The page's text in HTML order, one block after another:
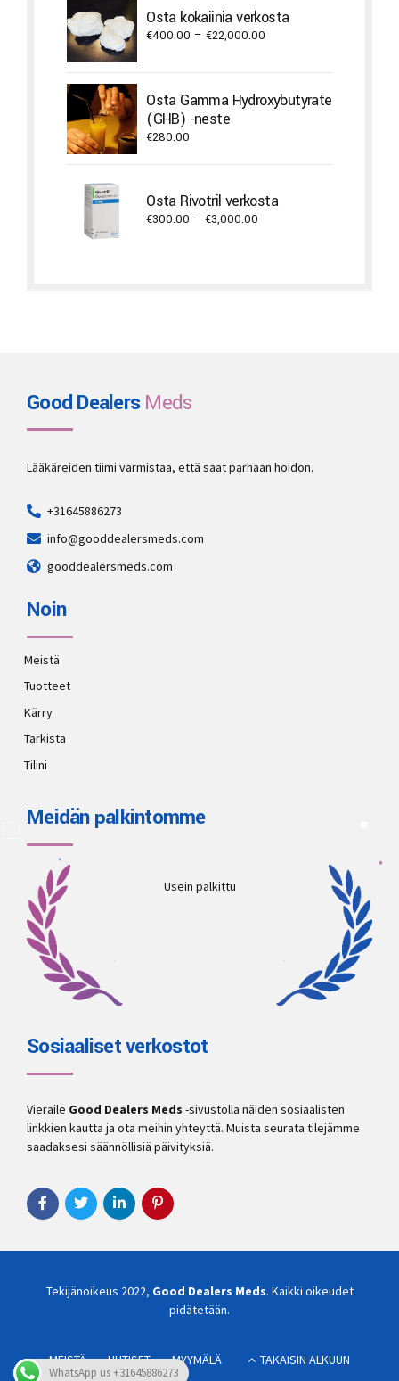
through
€17,600.00
Osta kokaiinia verkosta
€400.00 – €22,000.00
through
€22,000.00
Osta Gamma Hydroxybutyrate
(GHB) -neste
€280.00
Osta Rivotril verkosta
€300.00 – €3,000.00
Good DealersMeds
Lääkäreiden tiimi varmistaa, että saat parhaan hoidon.
+31645886273
info@gooddealersmeds.com
gooddealersmeds.com
Noin
Meistä
Tuotteet
Kärry
Tarkista
Tilini
Meidän palkintomme
Usein palkittu
Sosiaaliset verkostot
Vieraile Good Dealers Meds -sivustolla näiden sosiaalisten
linkkien kautta ja ota meihin yhteyttä. Muista seurata tilejämme
saadaksesi säännöllisiä päivityksiä.
Tekijänoikeus 2022, Good Dealers Meds. Kaikki oikeudet
pidätetään.
MEISTÄ UUTISET MYYMÄLÄ TAKAISIN ALKUUN
WhatsApp us +31645886273